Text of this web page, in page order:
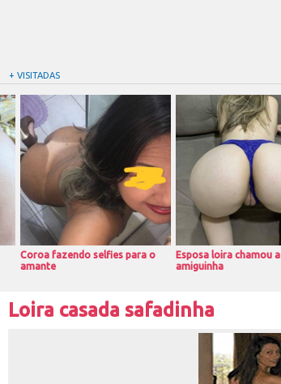
+ VISITADAS
Coroa fazendo selfies para o
amante
Esposa loira chamou a
amiguinha
Loira casada safadinha